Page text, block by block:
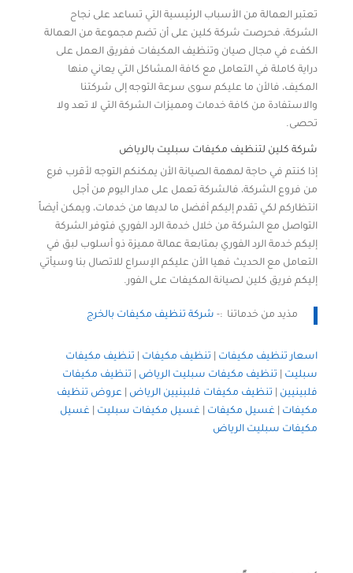
تعتبر العمالة من الأسباب الرئيسية التي تساعد على نجاح
الشركة، فحرصت شركة كلين على أن تضم مجموعة من العمالة
الكفء في مجال صيان وتنظيف المكيفات ففريق العمل على
دراية كاملة في التعامل مع كافة المشاكل التي يعاني منها
المكيف، فالأن ما عليكم سوى سرعة التوجه إلى شركتنا
والاستفادة من كافة خدمات ومميزات الشركة التي لا تعد ولا
تحصى.
شركة كلين لتنظيف مكيفات سبليت بالرياض
إذا كنتم في حاجة لمهمة الصيانة الأن يمكنكم التوجه لأقرب فرع
من فروع الشركة، فالشركة تعمل على مدار اليوم من أجل
انتظاركم لكي تقدم إليكم أفضل ما لديها من خدمات، ويمكن أيضاً
التواصل مع الشركة من خلال خدمة الرد الفوري فتوفر الشركة
إليكم خدمة الرد الفوري بمتابعة عمالة مميزة ذو أسلوب لبق في
التعامل مع الحديث فهيا الأن عليكم الإسراع للاتصال بنا وسيأتي
إليكم فريق كلين لصيانة المكيفات على الفور.
مذيد من خدماتنا :- شركة تنظيف مكيفات بالخرج
اسعار تنظيف مكيفات تنظيف مكيفات
تنظيف مكيفات
سبليت
تنظيف مكيفات سبليت الرياض
تنظيف مكيفات
فلبينيين
تنظيف مكيفات فلبينيين الرياض
عروض تنظيف
مكيفات
غسيل مكيفات غسيل مكيفات سبليت
غسيل
مكيفات سبليت الرياض